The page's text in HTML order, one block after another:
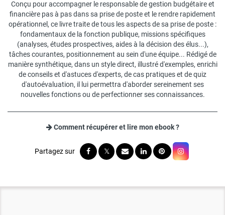
Conçu pour accompagner le responsable de gestion budgétaire et
financière pas à pas dans sa prise de poste et le rendre rapidement
opérationnel, ce livre traite de tous les aspects de sa prise de poste :
fondamentaux de la fonction publique, missions spécifiques
(analyses, études prospectives, aides à la décision des élus...),
tâches courantes, positionnement au sein d'une équipe... Rédigé de
manière synthétique, dans un style direct, illustré d'exemples, enrichi
de conseils et d'astuces d'experts, de cas pratiques et de quiz
d'autoévaluation, il lui permettra d'aborder sereinement ses
nouvelles fonctions ou de perfectionner ses connaissances.
Comment récupérer et lire mon ebook ?